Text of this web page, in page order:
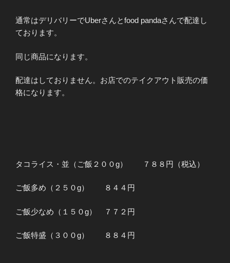
通常はデリバリーでUberさんとfood pandaさんで配達し
ております。
同じ商品になります。
配達はしておりません。お店でのテイクアウト販売の価
格になります。
タコライス・並（ご飯２００g） ７８８円（税込）
ご飯多め（２５０g） ８４４円
ご飯少なめ（１５０g） ７７２円
ご飯特盛（３００g） ８８４円